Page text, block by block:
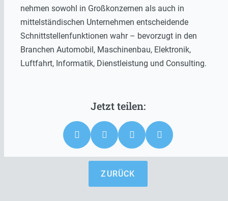
nehmen sowohl in Großkonzernen als auch in
mittelständischen Unternehmen entscheidende
Schnittstellenfunktionen wahr – bevorzugt in den
Branchen Automobil, Maschinenbau, Elektronik,
Luftfahrt, Informatik, Dienstleistung und Consulting.
ZURÜCK